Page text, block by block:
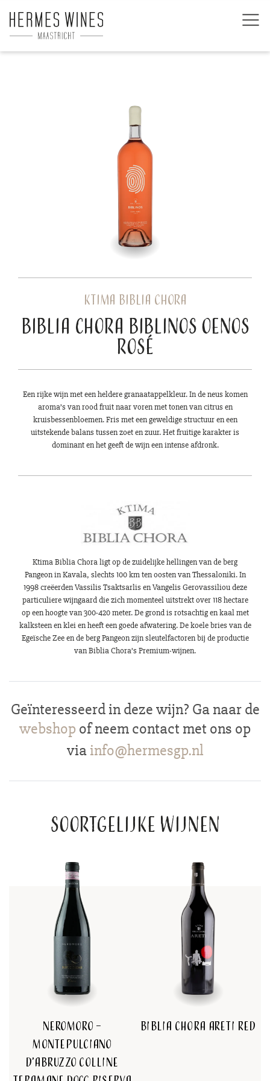
Ktima Biblia Chora
Biblia Chora Biblinos Oenos
Rosé
Een rijke wijn met een heldere granaatappelkleur. In de neus komen
aroma’s van rood fruit naar voren met tonen van citrus en
kruisbessenbloemen. Fris met een geweldige structuur en een
uitstekende balans tussen zoet en zuur. Het fruitige karakter is
dominant en het geeft de wijn een intense afdronk.
Ktima Biblia Chora ligt op de zuidelijke hellingen van de berg
Pangeon in Kavala, slechts 100 km ten oosten van Thessaloniki. In
1998 creëerden Vassilis Tsaktsarlis en Vangelis Gerovassiliou deze
particuliere wijngaard die zich momenteel uitstrekt over 118 hectare
op een hoogte van 300-420 meter. De grond is rotsachtig en kaal met
kalksteen en klei en heeft een goede afwatering. De koele bries van de
Egeïsche Zee en de berg Pangeon zijn sleutelfactoren bij de productie
van Biblia Chora’s Premium-wijnen.
Geïnteresseerd in deze wijn? Ga naar de
webshop of neem contact met ons op
viainfo@hermesgp.nl
Soortgelijke wijnen
Neromoro –
Montepulciano
D’Abruzzo colline
Biblia Chora Areti Red